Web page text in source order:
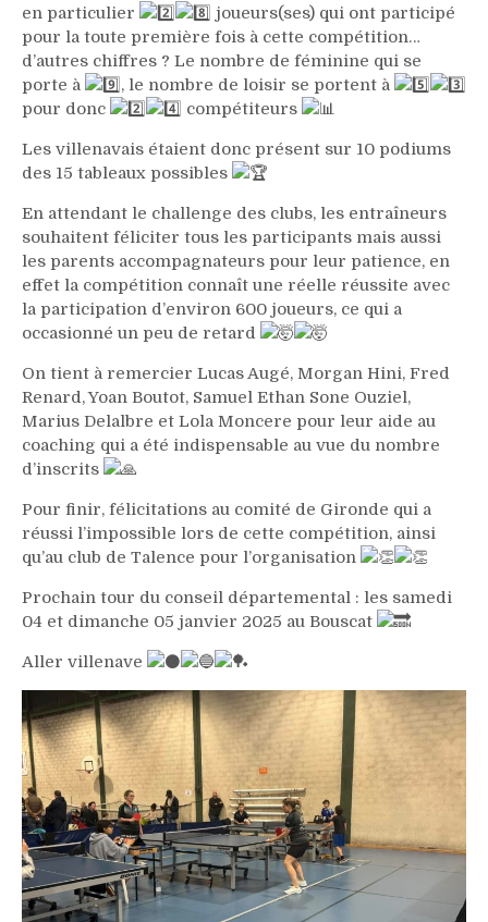
en particulier
joueurs(ses) qui ont participé
pour la toute première fois à cette compétition…
d’autres chiffres ? Le nombre de féminine qui se
porte à
, le nombre de loisir se portent à
pour donc
compétiteurs
Les villenavais étaient donc présent sur 10 podiums
des 15 tableaux possibles
En attendant le challenge des clubs, les entraîneurs
souhaitent féliciter tous les participants mais aussi
les parents accompagnateurs pour leur patience, en
effet la compétition connaît une réelle réussite avec
la participation d’environ 600 joueurs, ce qui a
occasionné un peu de retard
On tient à remercier Lucas Augé, Morgan Hini, Fred
Renard, Yoan Boutot, Samuel Ethan Sone Ouziel,
Marius Delalbre et Lola Moncere pour leur aide au
coaching qui a été indispensable au vue du nombre
d’inscrits
Pour finir, félicitations au comité de Gironde qui a
réussi l’impossible lors de cette compétition, ainsi
qu’au club de Talence pour l’organisation
Prochain tour du conseil départemental : les samedi
04 et dimanche 05 janvier 2025 au Bouscat
Aller villenave